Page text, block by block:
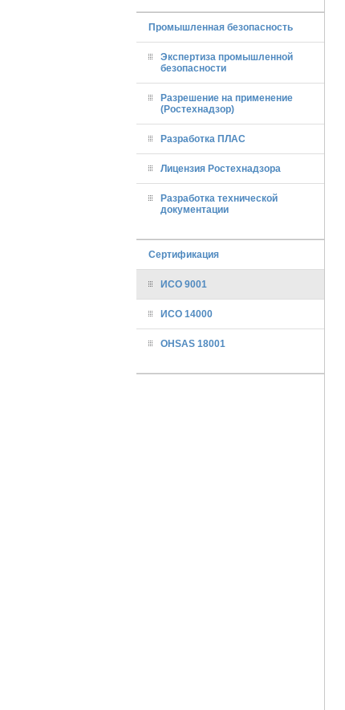
Промышленная безопасность
Экспертиза промышленной
безопасности
Разрешение на применение
(Ростехнадзор)
Разработка ПЛАС
Лицензия Ростехнадзора
Разработка технической
документации
Сертификация
ИСО 9001
ИСО 14000
OHSAS 18001